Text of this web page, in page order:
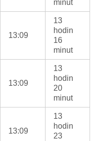
minut
13:09
13
hodin
16
minut
13:09
13
hodin
20
minut
13:09
13
hodin
23